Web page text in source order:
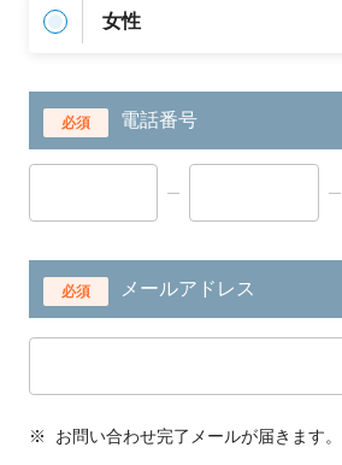
女性
必須 電話番号
必須 メールアドレス
※ お問い合わせ完了メールが届きます。